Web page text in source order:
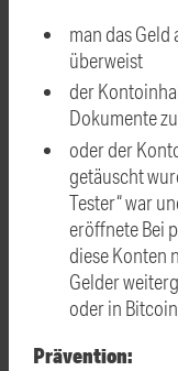
man das
überweist
der
Dokumente
oder der
getäuscht
Tester“ war
eröffnete Bei
diese Konten
Gelder
oder in
Prävention: